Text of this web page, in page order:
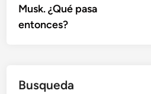
Musk. ¿Qué pasa
entonces?
Busqueda